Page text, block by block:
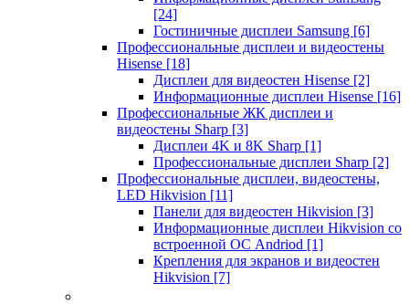
[24]
Гостиничные дисплеи Samsung [6]
Профессиональные дисплеи и видеостены
Hisense [18]
Дисплеи для видеостен Hisense [2]
Информационные дисплеи Hisense [16]
Профессиональные ЖК дисплеи и
видеостены Sharp [3]
Дисплеи 4K и 8K Sharp [1]
Профессиональные дисплеи Sharp [2]
Профессиональные дисплеи, видеостены,
LED Hikvision [11]
Панели для видеостен Hikvision [3]
Информационные дисплеи Hikvision со
встроенной ОС Andriod [1]
Крепления для экранов и видеостен
Hikvision [7]